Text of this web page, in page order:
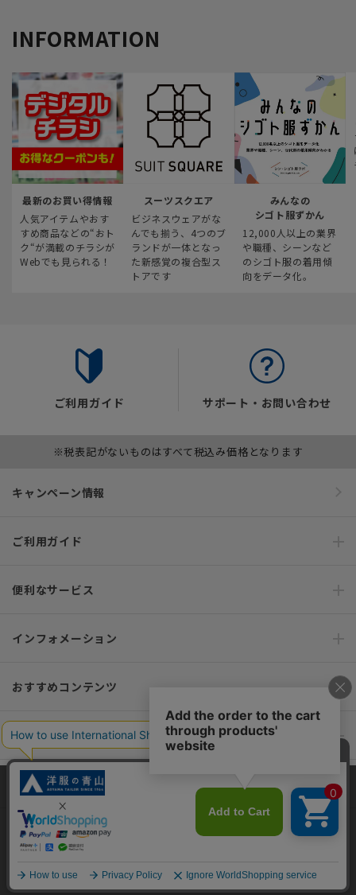
INFORMATION
最新のお買い得情報
人気アイテムやおす
すめ商品などの“おト
ク“が満載のチラシが
Webでも見られる！
スーツスクエア
ビジネスウェアがな
んでも揃う、4つのブ
ランドが一体となっ
た新感覚の複合型ス
トアです
みんなの
シゴト服ずかん
12,000人以上の業界
や職種、シーンなど
のシゴト服の着用傾
向をデータ化。
ご利用ガイド サポート・お問い合わせ
※税表記がないものはすべて税込み価格となります
キャンペーン情報
ご利用ガイド
便利なサービス
インフォメーション
おすすめコンテンツ
ポリシー・企業情報
オーダースーツなら SHITATE
OFFICIAL SNS
当サイトでは、快適な閲覧体験とコンテンツ改善のためにCookieを使用
しています。閲覧を続けることで、Cookieの使用に同意したものとみな
します。詳細については
同意して閉じる